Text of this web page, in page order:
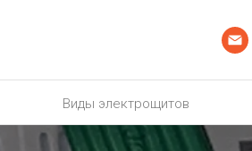
Виды электрощитов